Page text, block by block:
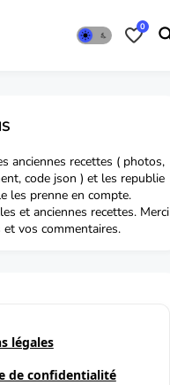
0
anciennes recettes ( photos,
code json ) et les republie
les prenne en compte.
et anciennes recettes. Merci
vos commentaires.
légales
de confidentialité